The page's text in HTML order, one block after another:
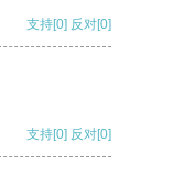
支持[0] 反对[0]
支持[0] 反对[0]